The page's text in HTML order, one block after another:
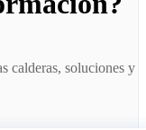
calderas, soluciones y